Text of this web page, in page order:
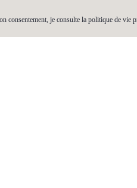
consentement, je consulte la politique de vie